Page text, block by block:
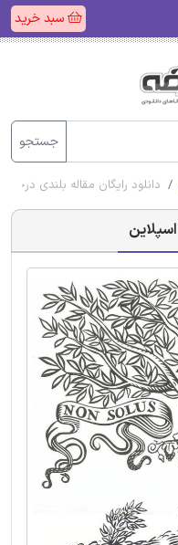
سبد خرید
جستجو
دانلود رایگان مقاله بلندی درجه T اسپلاین